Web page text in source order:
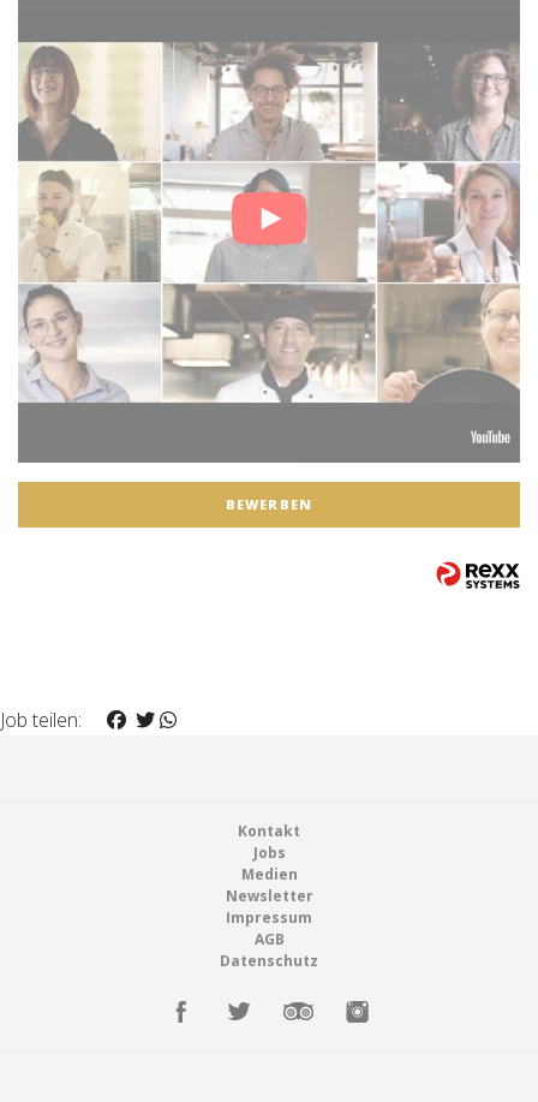
BEWERBEN
Job teilen:
Kontakt
Jobs
Medien
Newsletter
Impressum
AGB
Datenschutz